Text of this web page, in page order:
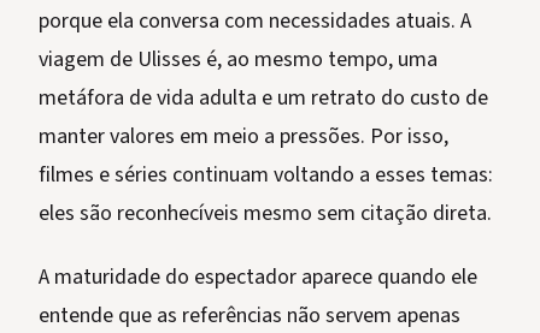
porque ela conversa com necessidades atuais. A
viagem de Ulisses é, ao mesmo tempo, uma
metáfora de vida adulta e um retrato do custo de
manter valores em meio a pressões. Por isso,
filmes e séries continuam voltando a esses temas:
eles são reconhecíveis mesmo sem citação direta.
A maturidade do espectador aparece quando ele
entende que as referências não servem apenas